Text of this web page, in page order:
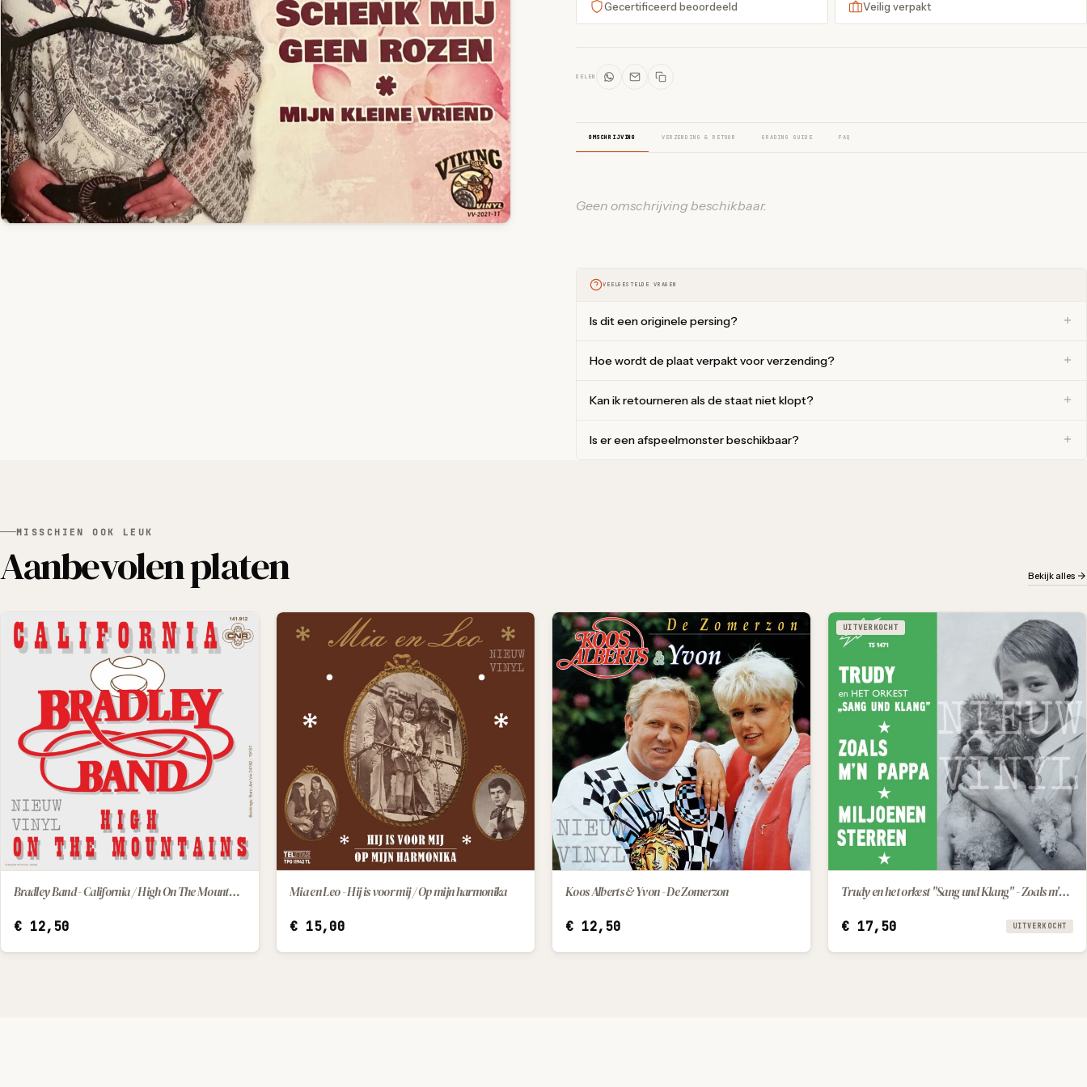
Gecertificeerd beoordeeld Veilig verpakt
DELEN
OMSCHRIJVING VERZENDING & RETOUR GRADING GUIDE FAQ
Geen omschrijving beschikbaar.
VEELGESTELDE VRAGEN
Is dit een originele persing?
Hoe wordt de plaat verpakt voor verzending?
Kan ik retourneren als de staat niet klopt?
Is er een afspeelmonster beschikbaar?
MISSCHIEN OOK LEUK
Aanbevolen platen Bekijk alles
IN WINKELWAGEN Bradley Band - California / High On The Mountains
€12,50
IN WINKELWAGEN
Mia en Leo - Hij is voor mij / Op mijn harmonika
€15,00
IN WINKELWAGEN
Koos Alberts & Yvon - De Zomerzon
€12,50
UITVERKOCHT
Trudy en het orkest "Sang und Klang" - Zoals m'n papa / Miljoenen sterren
€17,50 UITVERKOCHT